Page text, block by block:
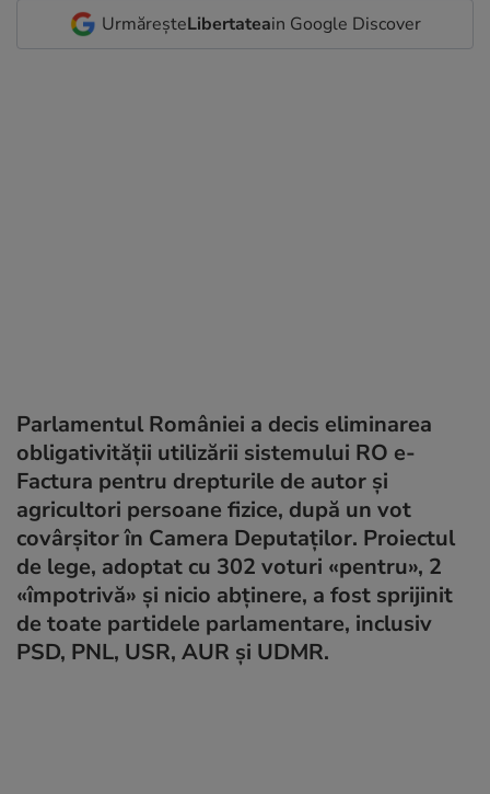
UrmăreșteLibertateain Google Discover
Parlamentul României a decis eliminarea
obligativității utilizării sistemului RO e-
Factura pentru drepturile de autor și
agricultori persoane fizice, după un vot
covârșitor în Camera Deputaților. Proiectul
de lege, adoptat cu 302 voturi «pentru», 2
«împotrivă» și nicio abținere, a fost sprijinit
de toate partidele parlamentare, inclusiv
PSD, PNL, USR, AUR și UDMR.